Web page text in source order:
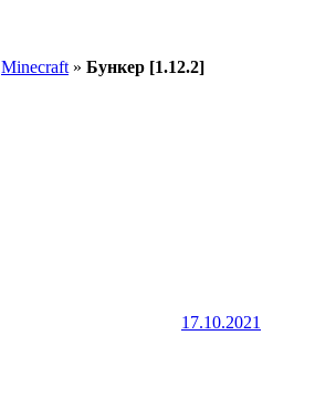
Minecraft » Бункер [1.12.2]
17.10.2021